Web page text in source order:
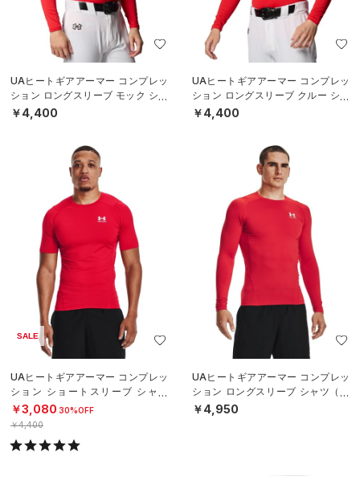
UAヒートギアアーマー コンプレッ
ション ロングスリーブ モック シャ
ツ（ベースボール/MEN）
￥4,400
UAヒートギアアーマー コンプレッ
ション ロングスリーブ クルー シャ
ツ（ベースボール/MEN）
￥4,400
SALE
UAヒートギアアーマー コンプレッ
ション ショートスリーブ シャツ
（トレーニング/MEN）
￥3,080 30%OFF
￥4,400
UAヒートギアアーマー コンプレッ
ション ロングスリーブ シャツ（ト
レーニング/MEN）
￥4,950